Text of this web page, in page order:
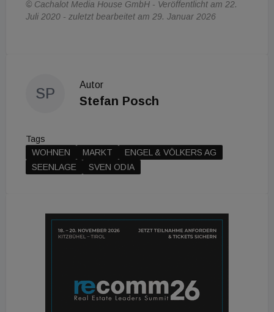
© Cachalot Media House GmbH - Veröffentlicht am 22.
Juli 2020 - zuletzt bearbeitet am 29. Januar 2026
SP
Autor
Stefan Posch
Tags
WOHNEN
MARKT
ENGEL & VÖLKERS AG
SEENLAGE
SVEN ODIA